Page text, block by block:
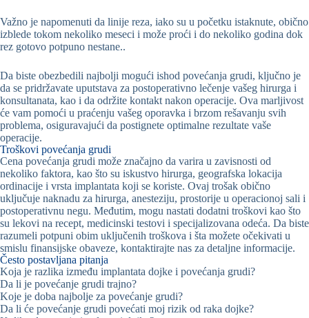
Važno je napomenuti da linije reza, iako su u početku istaknute, obično
izblede tokom nekoliko meseci i može proći i do nekoliko godina dok
rez gotovo potpuno nestane..
Da biste obezbedili najbolji mogući ishod povećanja grudi, ključno je
da se pridržavate uputstava za postoperativno lečenje vašeg hirurga i
konsultanata, kao i da održite kontakt nakon operacije. Ova marljivost
će vam pomoći u praćenju vašeg oporavka i brzom rešavanju svih
problema, osiguravajući da postignete optimalne rezultate vaše
operacije.
Troškovi povećanja grudi
Cena povećanja grudi može značajno da varira u zavisnosti od
nekoliko faktora, kao što su iskustvo hirurga, geografska lokacija
ordinacije i vrsta implantata koji se koriste. Ovaj trošak obično
uključuje naknadu za hirurga, anesteziju, prostorije u operacionoj sali i
postoperativnu negu. Međutim, mogu nastati dodatni troškovi kao što
su lekovi na recept, medicinski testovi i specijalizovana odeća. Da biste
razumeli potpuni obim uključenih troškova i šta možete očekivati u
smislu finansijske obaveze, kontaktirajte nas za detaljne informacije.
Često postavljana pitanja
Koja je razlika između implantata dojke i povećanja grudi?
Da li je povećanje grudi trajno?
Koje je doba najbolje za povećanje grudi?
Da li će povećanje grudi povećati moj rizik od raka dojke?